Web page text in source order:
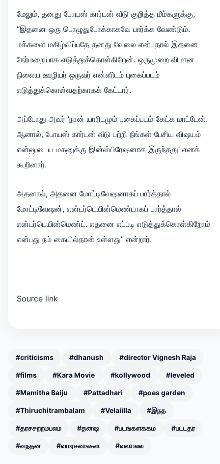
மேலும், தனது போயஸ் கார்டன் வீடு குறித்த மீம்களுக்கு,
“இதனை ஒரு பொழுதுபோக்காகவே பார்க்க வேண்டும்.
மக்களை மகிழ்விப்பதே தனது வேலை என்பதால் இதனை
நேர்மறையாக எடுத்துக்கொள்கிறேன். ஒருமுறை விமான
நிலைய ஊழியர் ஒருவர் என்னிடம் புகைப்படம்
எடுத்துக்கொள்வதற்காகக் கேட்டார்.
அப்போது அவர் ‘நான் யாரிடமும் புகைப்படம் கேட்க மாட்டேன்.
ஆனால், போயஸ் கார்டன் வீடு பற்றி நீங்கள் பேசிய விஷயம்
என்னுடைய மகனுக்கு இன்ஸ்பிரேஷனாக இருந்தது’ எனக்
கூறினார்.
அதனால், அதனை மோட்டிவேஷனாகப் பார்த்தால்
மோட்டிவேஷன், என்டர்டெயின்மெண்டாகப் பார்த்தால்
என்டர்டெயின்மெண்ட். எதனை எப்படி எடுத்துக்கொள்கிறோம்
என்பது நம் கையில்தான் உள்ளது” என்றார்.
Source link
#criticisms #dhanush #director Vignesh Raja
#films #Kara Movie #kollywood #leveled
#Mamitha Baiju #Pattadhari #poes garden
#Thiruchitrambalam #Velaiilla #இநத
#தரசசறறமபலம #தனஷ #படஙகளககம #படடதர
#வநதன #வமரசனஙகள #வலயலல